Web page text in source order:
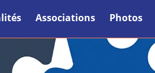
Associations Photos